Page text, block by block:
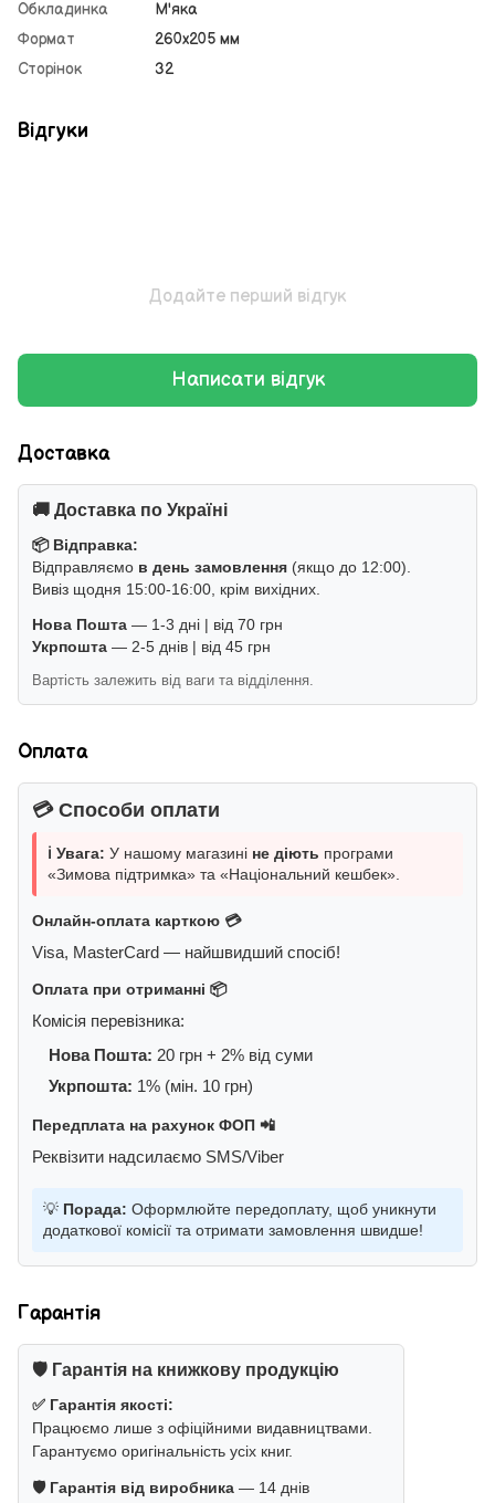
Обкладинка
М'яка
Формат
260х205 мм
Сторінок
32
Відгуки
Додайте перший відгук
Написати відгук
Доставка
🚚 Доставка по Україні
📦 Відправка:
Відправляємо в день замовлення (якщо до 12:00).
Вивіз щодня 15:00-16:00, крім вихідних.
Нова Пошта — 1-3 дні | від 70 грн
Укрпошта — 2-5 днів | від 45 грн
Вартість залежить від ваги та відділення.
Оплата
💳 Способи оплати
ℹ️ Увага: У нашому магазині не діють програми
«Зимова підтримка» та «Національний кешбек».
Онлайн-оплата карткою 💳
Visa, MasterCard — найшвидший спосіб!
Оплата при отриманні 📦
Комісія перевізника:
Нова Пошта: 20 грн + 2% від суми
Укрпошта: 1% (мін. 10 грн)
Передплата на рахунок ФОП 📲
Реквізити надсилаємо SMS/Viber
💡 Порада: Оформлюйте передоплату, щоб уникнути
додаткової комісії та отримати замовлення швидше!
Гарантія
🛡️ Гарантія на книжкову продукцію
✅ Гарантія якості:
Працюємо лише з офіційними видавництвами.
Гарантуємо оригінальність усіх книг.
🛡️ Гарантія від виробника — 14 днів